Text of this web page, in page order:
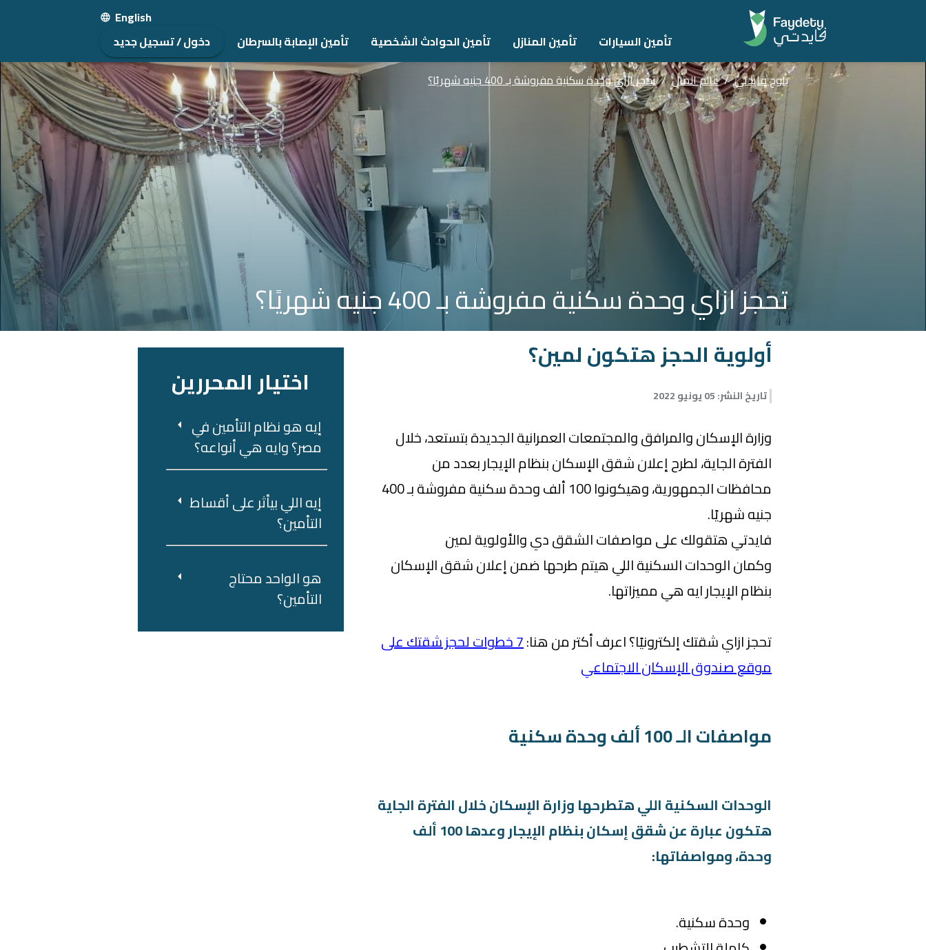
English
تأمين السيارات
تأمين المنازل تأمين الحوادث الشخصية تأمين اﻹصابة بالسرطان
دخول / تسجيل جديد
بلوج فايدتي / عالم المال / تحجز ازاي وحدة سكنية مفروشة بـ 400 جنيه شهريًا؟
تحجز ازاي وحدة سكنية مفروشة بـ 400 جنيه شهريًا؟
أولوية الحجز هتكون لمين؟
تاريخ النشر:05 يونيو 2022
وزارة الإسكان والمرافق والمجتمعات العمرانية الجديدة بتستعد، خلال
الفترة الجاية، لطرح إعلان شقق الإسكان بنظام الإيجار بعدد من
محافظات الجمهورية، وهيكونوا 100 ألف وحدة سكنية مفروشة بـ 400
جنيه شهريًا.
فايدتي هتقولك على مواصفات الشقق دي والأولوية لمين
وكمان الوحدات السكنية اللي هيتم طرحها ضمن إعلان شقق الإسكان
بنظام الإيجار ايه هي مميزاتها.
تحجز ازاي شقتك إلكترونيًا؟ اعرف أكتر من هنا: 7 خطوات لحجز شقتك على
موقع صندوق الإسكان الاجتماعي
مواصفات الـ 100 ألف وحدة سكنية
الوحدات السكنية اللي هتطرحها وزارة الإسكان خلال الفترة الجاية
هتكون عبارة عن شقق إسكان بنظام الإيجار وعدها 100 ألف
وحدة، ومواصفاتها:
وحدة سكنية.
اختيار المحررين
إيه هو نظام التأمين في
مصر؟ وايه هي أنواعه؟
إيه اللي بيأثر على أقساط
التأمين؟
هو‌ ‌الواحد‌ ‌محتاج‌
‌التأمين؟‌ ‌